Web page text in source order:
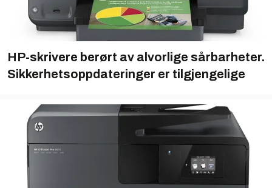
HP-skrivere berørt av alvorlige sårbarheter.
Sikkerhets­oppdateringer er tilgjengelige